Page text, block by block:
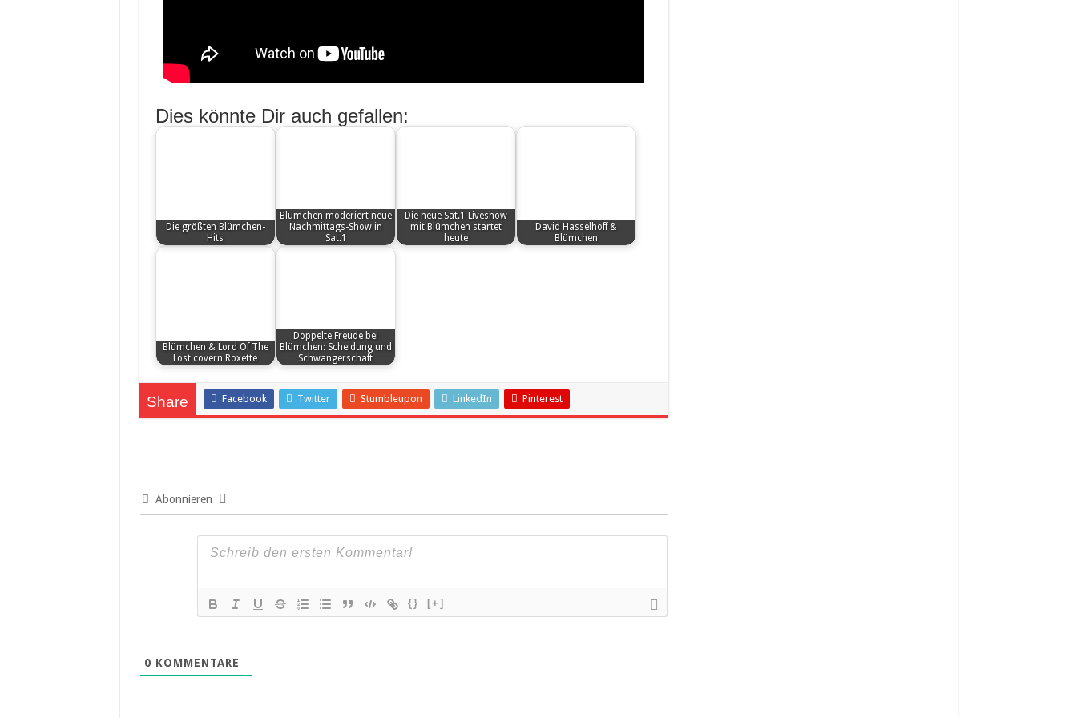
Dies könnte Dir auch gefallen:
Die größten Blümchen-
Hits
Blümchen moderiert neue
Nachmittags-Show in
Sat.1
Die neue Sat.1-Liveshow
mit Blümchen startet
heute
David Hasselhoff &
Blümchen
Blümchen & Lord Of The
Lost covern Roxette
Doppelte Freude bei
Blümchen: Scheidung und
Schwangerschaft
Share Facebook Twitter Stumbleupon LinkedIn Pinterest
Abonnieren
{} [+]
0 KOMMENTARE